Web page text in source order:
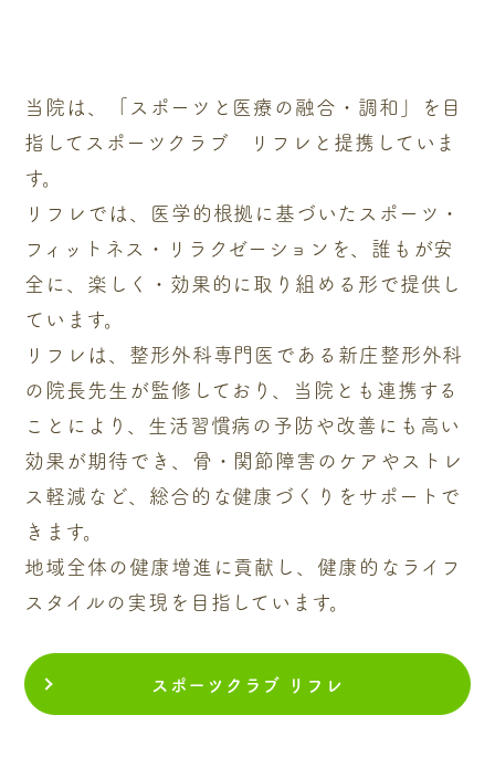
当院は、「スポーツと医療の融合・調和」を目
指してスポーツクラブ リフレと提携していま
す。
リフレでは、医学的根拠に基づいたスポーツ・
フィットネス・リラクゼーションを、誰もが安
全に、楽しく・効果的に取り組める形で提供し
ています。
リフレは、整形外科専門医である新庄整形外科
の院長先生が監修しており、当院とも連携する
ことにより、生活習慣病の予防や改善にも高い
効果が期待でき、骨・関節障害のケアやストレ
ス軽減など、総合的な健康づくりをサポートで
きます。
地域全体の健康増進に貢献し、健康的なライフ
スタイルの実現を目指しています。
スポーツクラブ リフレ